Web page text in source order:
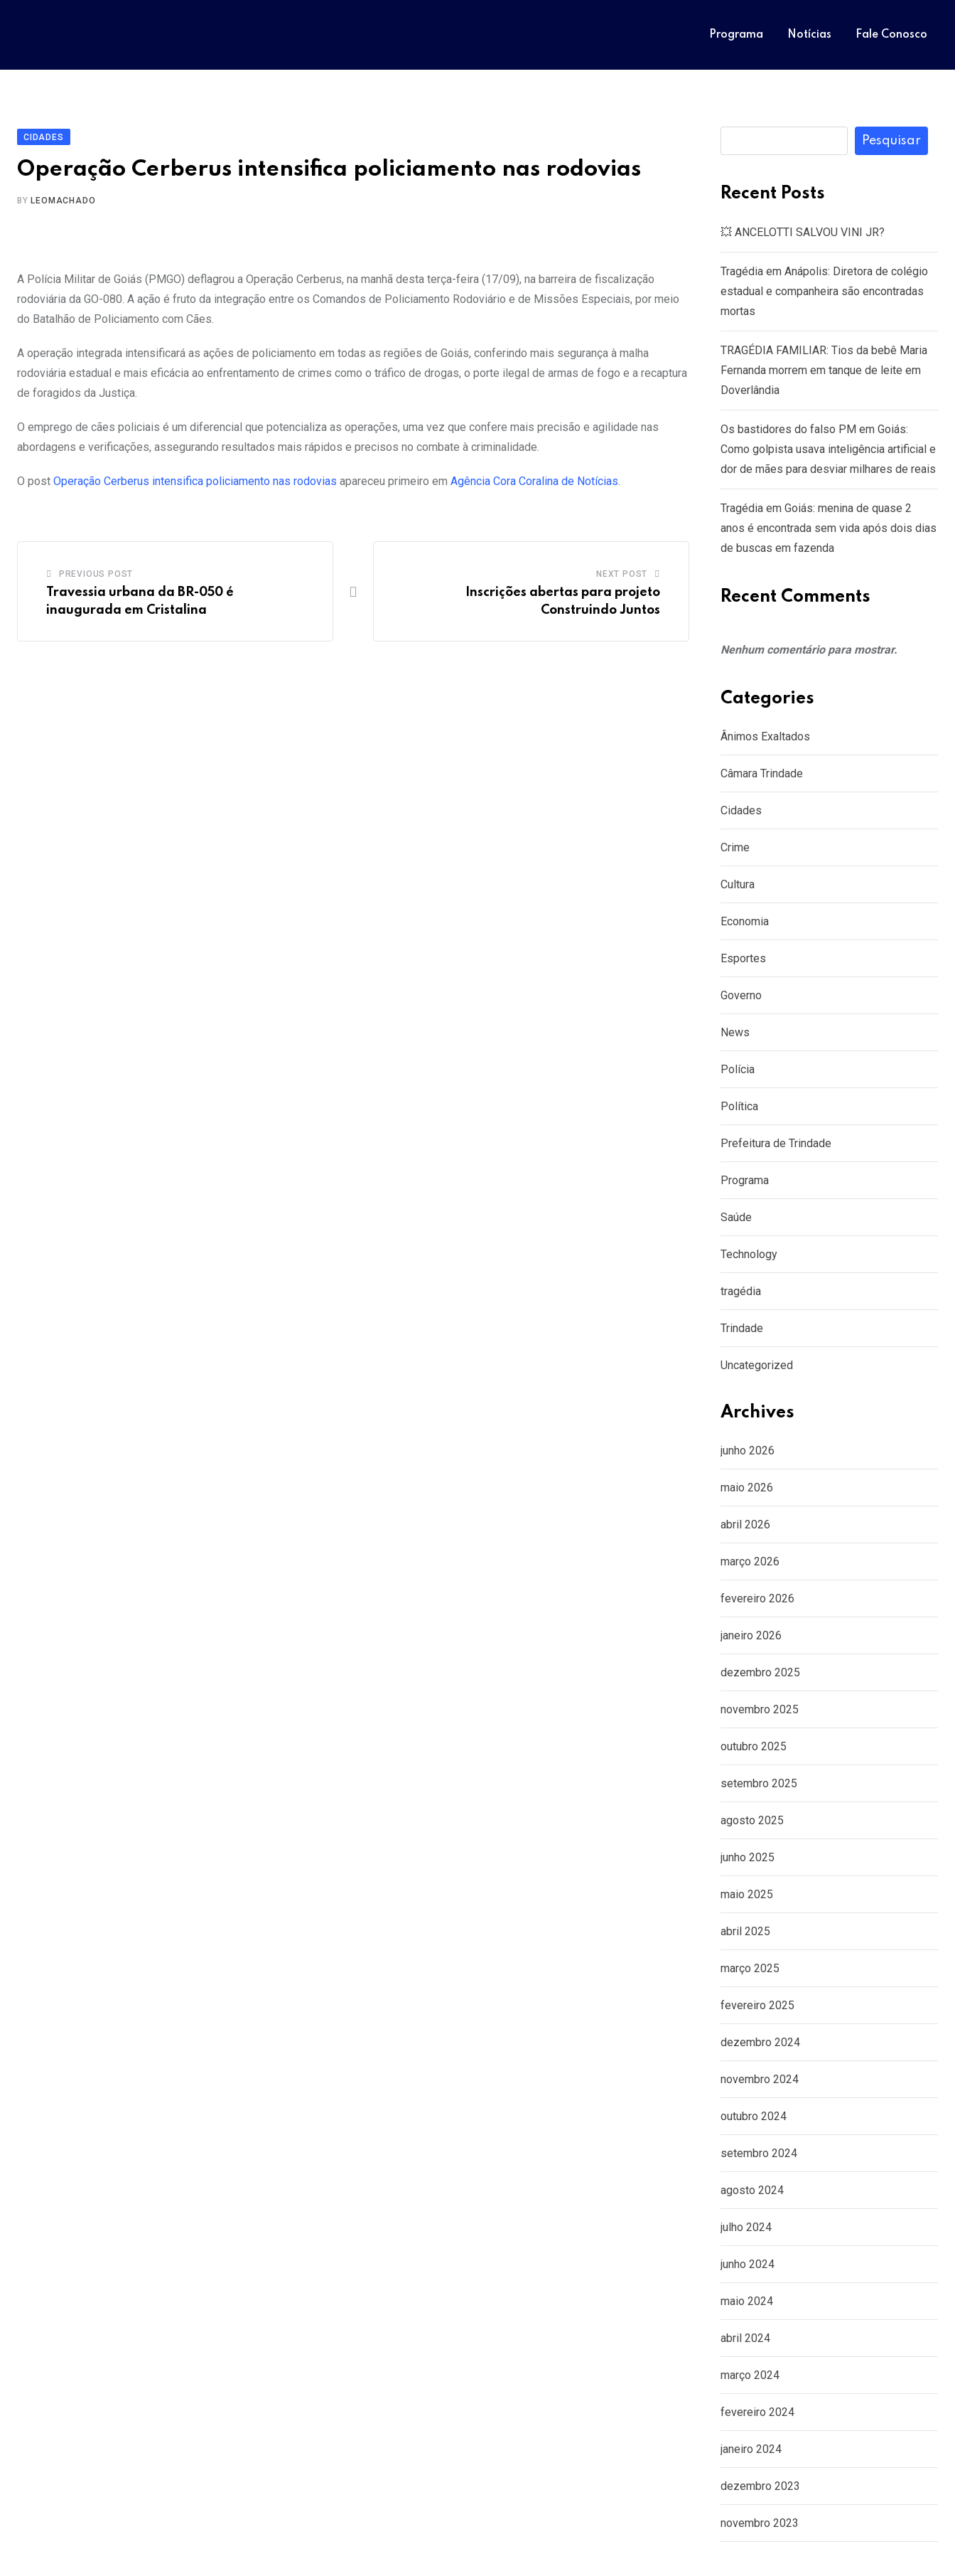
Programa Notícias Fale Conosco
CIDADES
Operação Cerberus intensifica policiamento nas rodovias
BY LEOMACHADO
A Polícia Militar de Goiás (PMGO) deflagrou a Operação Cerberus, na manhã desta terça-feira (17/09), na barreira de fiscalização
rodoviária da GO-080. A ação é fruto da integração entre os Comandos de Policiamento Rodoviário e de Missões Especiais, por meio
do Batalhão de Policiamento com Cães.
A operação integrada intensificará as ações de policiamento em todas as regiões de Goiás, conferindo mais segurança à malha
rodoviária estadual e mais eficácia ao enfrentamento de crimes como o tráfico de drogas, o porte ilegal de armas de fogo e a recaptura
de foragidos da Justiça.
O emprego de cães policiais é um diferencial que potencializa as operações, uma vez que confere mais precisão e agilidade nas
abordagens e verificações, assegurando resultados mais rápidos e precisos no combate à criminalidade.
O post Operação Cerberus intensifica policiamento nas rodovias apareceu primeiro em Agência Cora Coralina de Notícias.
PREVIOUS POST
Travessia urbana da BR-050 é
inaugurada em Cristalina
NEXT POST
Inscrições abertas para projeto
Construindo Juntos
Pesquisar
Recent Posts
💥 ANCELOTTI SALVOU VINI JR?
Tragédia em Anápolis: Diretora de colégio
estadual e companheira são encontradas
mortas
TRAGÉDIA FAMILIAR: Tios da bebê Maria
Fernanda morrem em tanque de leite em
Doverlândia
Os bastidores do falso PM em Goiás:
Como golpista usava inteligência artificial e
dor de mães para desviar milhares de reais
Tragédia em Goiás: menina de quase 2
anos é encontrada sem vida após dois dias
de buscas em fazenda
Recent Comments
Nenhum comentário para mostrar.
Categories
Ânimos Exaltados
Câmara Trindade
Cidades
Crime
Cultura
Economia
Esportes
Governo
News
Polícia
Política
Prefeitura de Trindade
Programa
Saúde
Technology
tragédia
Trindade
Uncategorized
Archives
junho 2026
maio 2026
abril 2026
março 2026
fevereiro 2026
janeiro 2026
dezembro 2025
novembro 2025
outubro 2025
setembro 2025
agosto 2025
junho 2025
maio 2025
abril 2025
março 2025
fevereiro 2025
dezembro 2024
novembro 2024
outubro 2024
setembro 2024
agosto 2024
julho 2024
junho 2024
maio 2024
abril 2024
março 2024
fevereiro 2024
janeiro 2024
dezembro 2023
novembro 2023